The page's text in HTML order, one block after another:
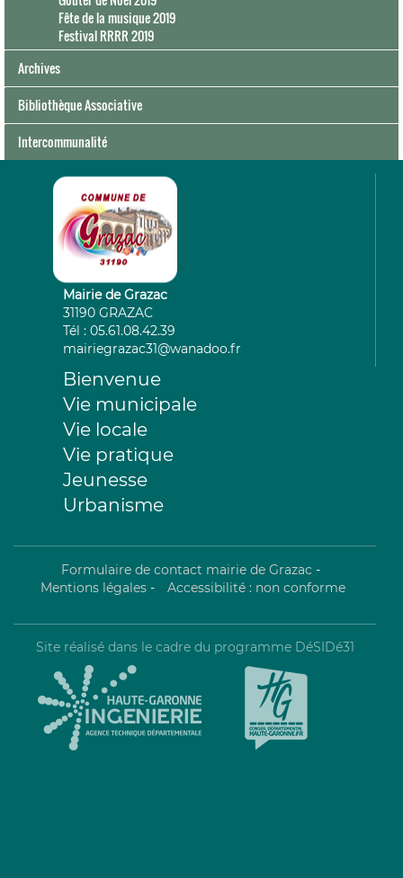
Fête de la musique 2019
Festival RRRR 2019
Archives
Bibliothèque Associative
Intercommunalité
Mairie de Grazac
31190 GRAZAC
Tél : 05.61.08.42.39
mairiegrazac31@wanadoo.fr
Bienvenue
Vie municipale
Vie locale
Vie pratique
Jeunesse
Urbanisme
Formulaire de contact mairie de Grazac -
Mentions légales- Accessibilité : non conforme
Site réalisé dans le cadre du programme DéSIDé31